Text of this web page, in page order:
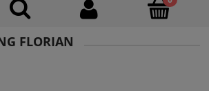
FLORIAN